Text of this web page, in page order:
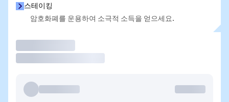
스테이킹
암호화폐를 운용하여 소극적 소득을 얻으세요.